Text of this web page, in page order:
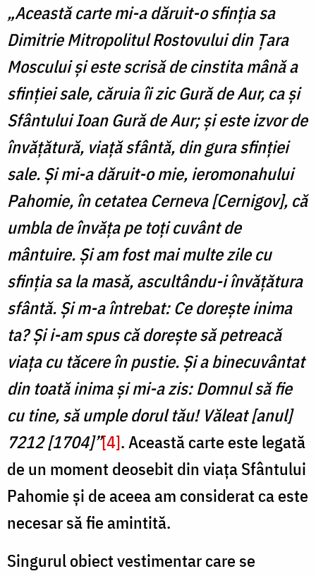
„Această carte mi-a dăruit-o sfinţia sa
Dimitrie Mitropolitul Rostovului din Ţara
Moscului şi este scrisă de cinstita mână a
sfinţiei sale, căruia îi zic Gură de Aur, ca şi
Sfântului Ioan Gură de Aur; şi este izvor de
învăţătură, viaţă sfântă, din gura sfinţiei
sale. Şi mi-a dăruit-o mie, ieromonahului
Pahomie, în cetatea Cerneva [Cernigov], că
umbla de învăţa pe toţi cuvânt de
mântuire. Şi am fost mai multe zile cu
sfinţia sa la masă, ascultându-i învăţătura
sfântă. Şi m-a întrebat: Ce doreşte inima
ta? Şi i-am spus că doreşte să petreacă
viaţa cu tăcere în pustie. Şi a binecuvântat
din toată inima şi mi-a zis: Domnul să fie
cu tine, să umple dorul tău! Văleat [anul]
7212 [1704]”[4]. Această carte este legată
de un moment deosebit din viața Sfântului
Pahomie și de aceea am considerat ca este
necesar să fie amintită.
Singurul obiect vestimentar care se